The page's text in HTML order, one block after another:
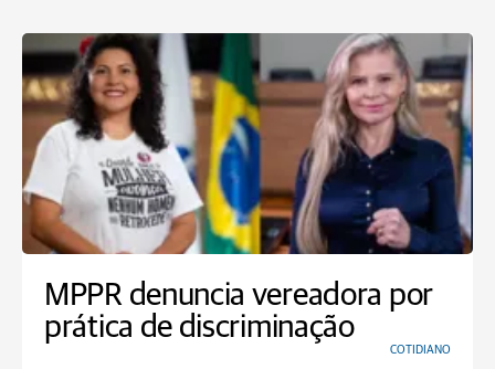
MPPR denuncia vereadora por
prática de discriminação
COTIDIANO